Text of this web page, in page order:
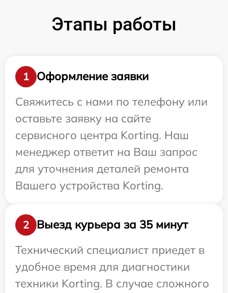
Этапы работы
1
Оформление заявки
Свяжитесь с нами по телефону или
оставьте заявку на сайте
сервисного центра Korting. Наш
менеджер ответит на Ваш запрос
для уточнения деталей ремонта
Вашего устройства Korting.
2
Выезд курьера за 35 минут
Технический специалист приедет в
удобное время для диагностики
техники Korting. В случае сложного